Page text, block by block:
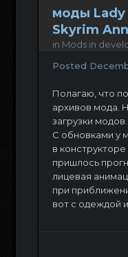
моды Lady
Skyrim
in Mods in
Posted
Полагаю, что
архивов мода.
загрузки модов.
С обновками у
в
пришлось
лицевая
при
вот с одеждой